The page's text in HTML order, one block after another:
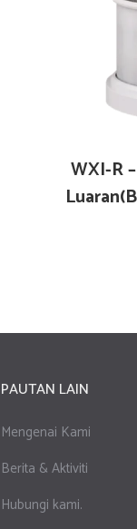
WXI-R
PAUTAN LAIN
Mengenai Kami
Berita & Aktiviti
Hubungi kami.